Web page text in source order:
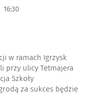
16:30
w ramach Igrzysk
przy ulicy Tetmajera
Szkoły
za sukces będzie